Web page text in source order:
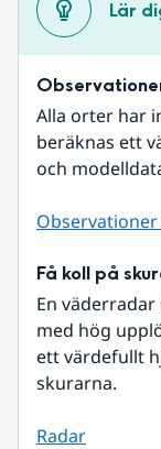
Lär
Alla orter har
beräknas ett
och
Få koll på
En
med hög
ett värdefullt
skurarna.
Radar